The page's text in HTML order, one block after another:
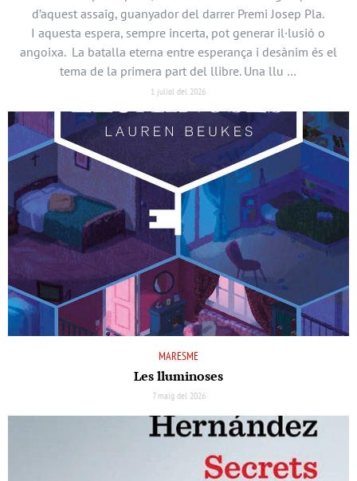
d’aquest assaig, guanyador del darrer Premi Josep Pla.
I aquesta espera, sempre incerta, pot generar il·lusió o
angoixa. La batalla eterna entre esperança i desànim és el
tema de la primera part del llibre. Una llu …
1 juliol del 2026
MARESME
Les lluminoses
7 maig del 2026